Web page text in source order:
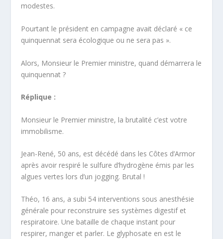
modestes.
Pourtant le président en campagne avait déclaré « ce
quinquennat sera écologique ou ne sera pas ».
Alors, Monsieur le Premier ministre, quand démarrera le
quinquennat ?
Réplique :
Monsieur le Premier ministre, la brutalité c’est votre
immobilisme.
Jean-René, 50 ans, est décédé dans les Côtes d’Armor
après avoir respiré le sulfure d’hydrogène émis par les
algues vertes lors d’un jogging. Brutal !
Théo, 16 ans, a subi 54 interventions sous anesthésie
générale pour reconstruire ses systèmes digestif et
respiratoire. Une bataille de chaque instant pour
respirer, manger et parler. Le glyphosate en est le